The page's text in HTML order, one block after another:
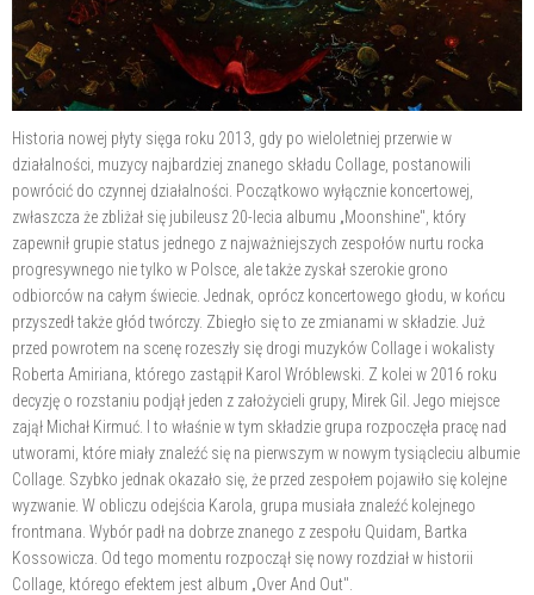
Historia nowej płyty sięga roku 2013, gdy po wieloletniej przerwie w
działalności, muzycy najbardziej znanego składu Collage, postanowili
powrócić do czynnej działalności. Początkowo wyłącznie koncertowej,
zwłaszcza że zbliżał się jubileusz 20-lecia albumu „Moonshine", który
zapewnił grupie status jednego z najważniejszych zespołów nurtu rocka
progresywnego nie tylko w Polsce, ale także zyskał szerokie grono
odbiorców na całym świecie. Jednak, oprócz koncertowego głodu, w końcu
przyszedł także głód twórczy. Zbiegło się to ze zmianami w składzie. Już
przed powrotem na scenę rozeszły się drogi muzyków Collage i wokalisty
Roberta Amiriana, którego zastąpił Karol Wróblewski. Z kolei w 2016 roku
decyzję o rozstaniu podjął jeden z założycieli grupy, Mirek Gil. Jego miejsce
zajął Michał Kirmuć. I to właśnie w tym składzie grupa rozpoczęła pracę nad
utworami, które miały znaleźć się na pierwszym w nowym tysiącleciu albumie
Collage. Szybko jednak okazało się, że przed zespołem pojawiło się kolejne
wyzwanie. W obliczu odejścia Karola, grupa musiała znaleźć kolejnego
frontmana. Wybór padł na dobrze znanego z zespołu Quidam, Bartka
Kossowicza. Od tego momentu rozpoczął się nowy rozdział w historii
Collage, którego efektem jest album „Over And Out".